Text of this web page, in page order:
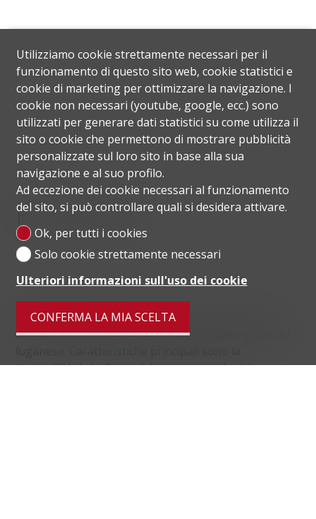
Posizione
Montagnola è una frazione del comune di Collina
d’Oro, una delle zone residenziali più prestigiose del
tranquillità, la bellezza del paesaggio e la vicinanza
Utilizziamo cookie strettamente necessari per il
funzionamento di questo sito web, cookie statistici e
cookie di marketing per ottimizzare la navigazione. I
cookie non necessari (youtube, google, ecc.) sono
utilizzati per generare dati statistici su come utilizza il
sito o cookie che permettono di mostrare pubblicità
personalizzate sul loro sito in base alla sua
navigazione e al suo profilo.
Ad eccezione dei cookie necessari al funzionamento
del sito, si può controllare quali si desidera attivare.
Ok, per tutti i cookies
Solo cookie strettamente necessari
Ulteriori informazioni sull'uso dei cookie
CONFERMA LA MIA SCELTA